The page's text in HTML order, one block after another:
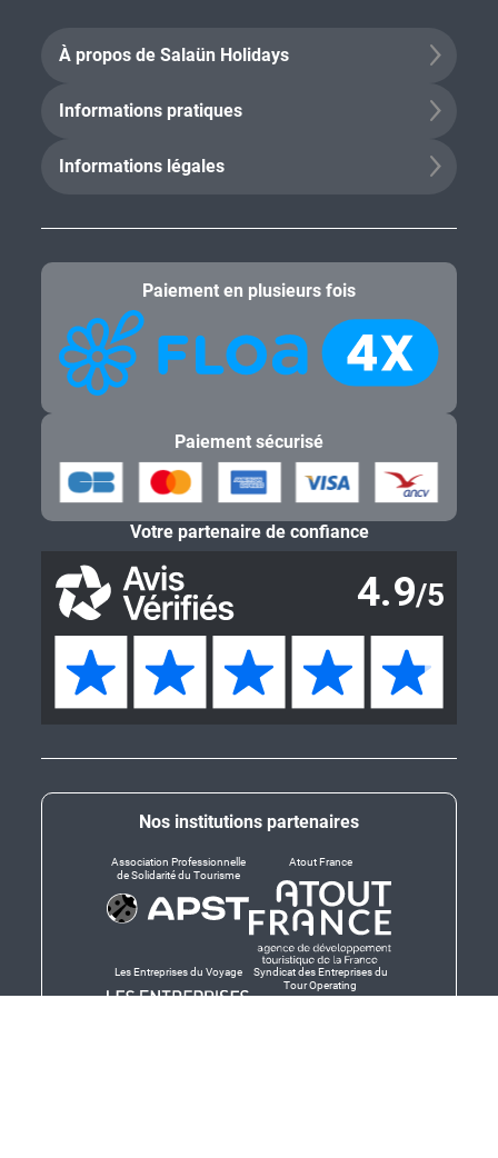
À propos de Salaün Holidays
Informations pratiques
Informations légales
Nos institutions partenaires
Association Professionnelle
de Solidarité du Tourisme
Atout France
Les Entreprises du Voyage
Syndicat des Entreprises du
Tour Operating
Paiement en plusieurs fois
Paiement sécurisé
Votre partenaire de confiance